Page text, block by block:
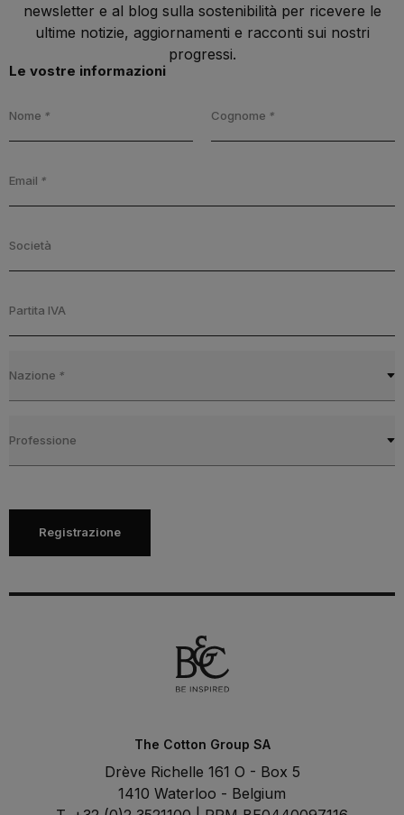
newsletter e al blog sulla sostenibilità per ricevere le
ultime notizie, aggiornamenti e racconti sui nostri
progressi.
Le vostre informazioni
Nome * Cognome *
Email *
Società
Partita IVA
Nazione *
Professione
Registrazione
The Cotton Group SA
Drève Richelle 161 O - Box 5
1410 Waterloo - Belgium